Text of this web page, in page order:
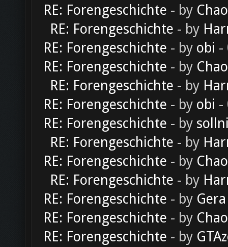
RE: Forengeschichte - by
RE: Forengeschichte - by
RE: Forengeschichte - by obi -
RE: Forengeschichte - by
RE: Forengeschichte - by
RE: Forengeschichte - by obi -
RE: Forengeschichte - by
RE: Forengeschichte - by
RE: Forengeschichte - by
RE: Forengeschichte - by
RE: Forengeschichte - by Gera
RE: Forengeschichte - by
RE: Forengeschichte - by